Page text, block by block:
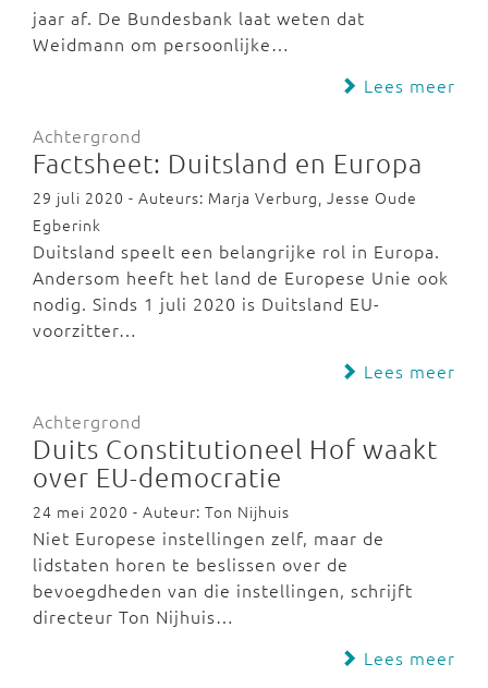
jaar af. De Bundesbank laat weten dat
Weidmann om persoonlijke…
Lees meer
Achtergrond
Factsheet: Duitsland en Europa
29 juli 2020 - Auteurs: Marja Verburg, Jesse Oude
Egberink
Duitsland speelt een belangrijke rol in Europa.
Andersom heeft het land de Europese Unie ook
nodig. Sinds 1 juli 2020 is Duitsland EU-
voorzitter…
Lees meer
Achtergrond
Duits Constitutioneel Hof waakt
over EU-democratie
24 mei 2020 - Auteur: Ton Nijhuis
Niet Europese instellingen zelf, maar de
lidstaten horen te beslissen over de
bevoegdheden van die instellingen, schrijft
directeur Ton Nijhuis…
Lees meer